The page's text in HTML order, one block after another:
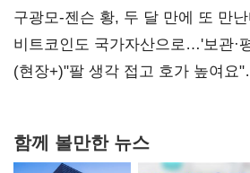
사과부터"
구광모-젠슨 황, 두 달 만에 또 만
비트코인도 국가자산으로…'보관·
숙제
(현장+)"팔 생각 접고 호가 높여요
함께 볼만한 뉴스